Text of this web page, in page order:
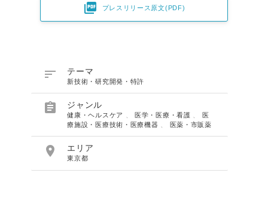
 プレスリリース原文(PDF)
 テーマ
新技術・研究開発・特許
 ジャンル
健康・ヘルスケア 、医学・医療・看護
医
療施設・医療技術・医療機器
医薬・市販薬
 エリア
東京都